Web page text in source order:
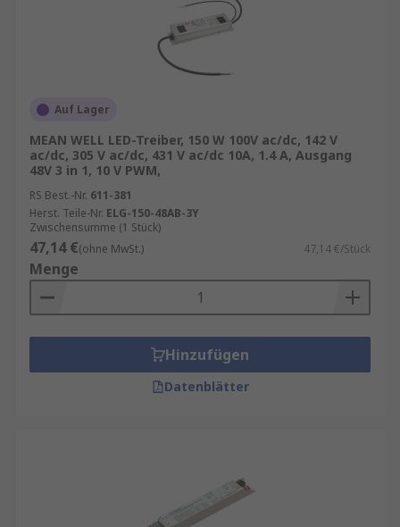
Auf Lager
MEAN WELL LED-Treiber, 150 W 100V ac/dc, 142 V
ac/dc, 305 V ac/dc, 431 V ac/dc 10A, 1.4 A, Ausgang
48V 3 in 1, 10 V PWM,
RS Best.-Nr. 611-381
Herst. Teile-Nr. ELG-150-48AB-3Y
Zwischensumme (1 Stück)
47,14 €(ohne MwSt.) 47,14 €/Stück
Menge
Hinzufügen
Datenblätter